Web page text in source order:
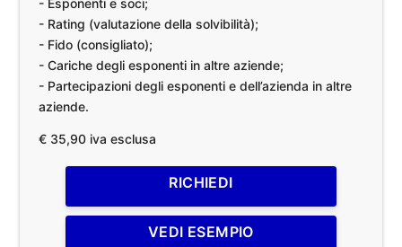
- Esponenti e soci;
- Rating (valutazione della solvibilità);
- Fido (consigliato);
- Cariche degli esponenti in altre aziende;
- Partecipazioni degli esponenti e dell’azienda in altre
aziende.
€ 35,90 iva esclusa
RICHIEDI
VEDI ESEMPIO